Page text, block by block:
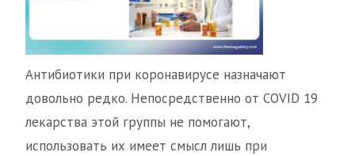
Антибиотики при коронавирусе назначают
довольно редко. Непосредственно от COVID 19
лекарства этой группы не помогают,
использовать их имеет смысл лишь при